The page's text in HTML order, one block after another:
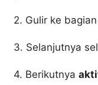
2. Gulir ke
3. Selanjutnya
4. Berikutnya